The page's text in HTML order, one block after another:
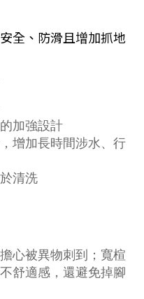
全、防滑且增加抓地
加強設計
增加長時間涉水、行
清洗
心被異物刺到；寬楦
舒適感，還避免掉腳